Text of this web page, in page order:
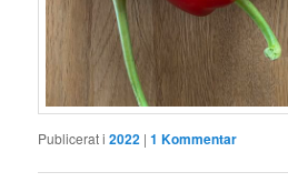
Publicerat i 2022 |1 Kommentar